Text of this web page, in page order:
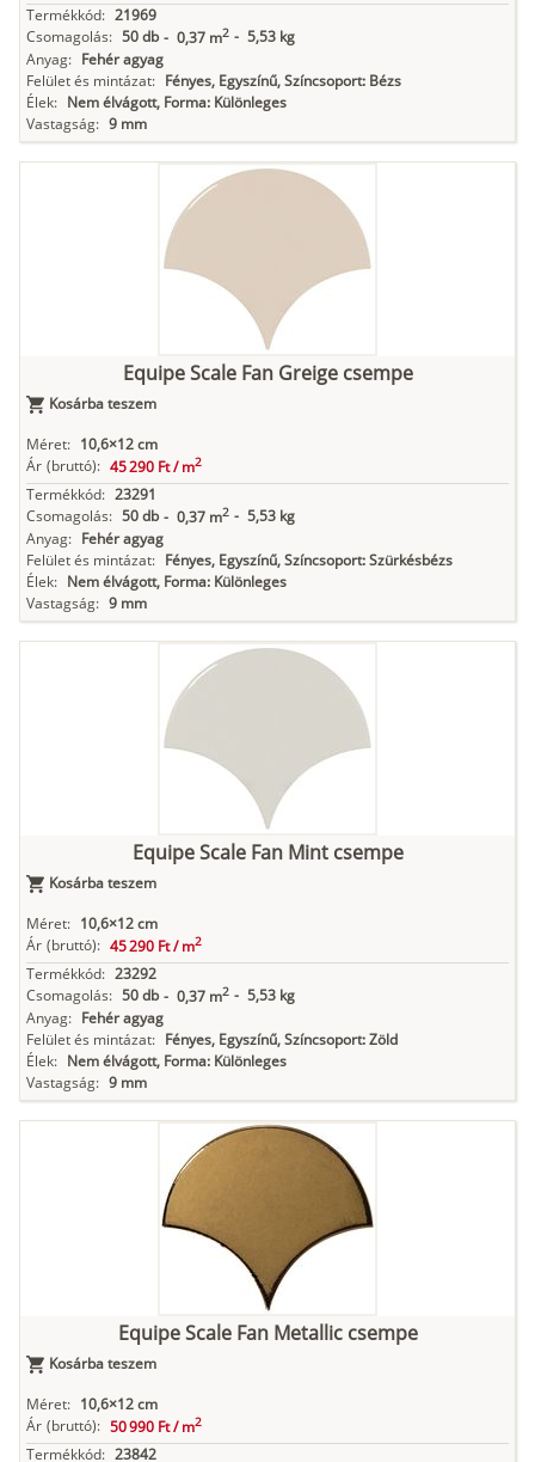
Termékkód: 21969
Csomagolás: 50 db - 0,37 m2 - 5,53 kg
Anyag: Fehér agyag
Felület és mintázat: Fényes, Egyszínű, Színcsoport: Bézs
Élek: Nem élvágott, Forma: Különleges
Vastagság: 9 mm
Equipe Scale Fan Greige csempe
Kosárba teszem
Méret: 10,6×12 cm
Ár (bruttó): 45 290 Ft /m2
Termékkód: 23291
Csomagolás: 50 db - 0,37 m2 - 5,53 kg
Anyag: Fehér agyag
Felület és mintázat: Fényes, Egyszínű, Színcsoport: Szürkésbézs
Élek: Nem élvágott, Forma: Különleges
Vastagság: 9 mm
Equipe Scale Fan Mint csempe
Kosárba teszem
Méret: 10,6×12 cm
Ár (bruttó): 45 290 Ft /m2
Termékkód: 23292
Csomagolás: 50 db - 0,37 m2 - 5,53 kg
Anyag: Fehér agyag
Felület és mintázat: Fényes, Egyszínű, Színcsoport: Zöld
Élek: Nem élvágott, Forma: Különleges
Vastagság: 9 mm
Equipe Scale Fan Metallic csempe
Kosárba teszem
Méret: 10,6×12 cm
Ár (bruttó): 50 990 Ft /m2
Termékkód: 23842